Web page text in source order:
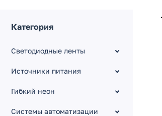
Категория
Светодиодные ленты
Источники питания
Гибкий неон
Системы автоматизации